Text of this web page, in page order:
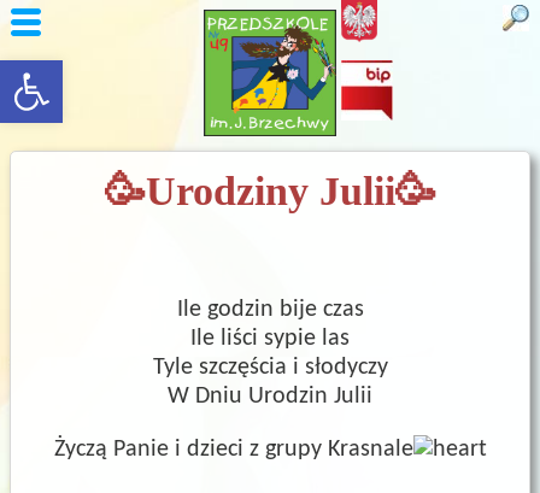
rozwiń/zwiń panel
🥳Urodziny Julii🥳
Ile godzin bije czas
Ile liści sypie las
Tyle szczęścia i słodyczy
W Dniu Urodzin Julii
Życzą Panie i dzieci z grupy Krasnale